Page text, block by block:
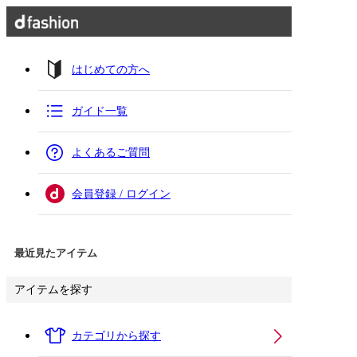
はじめての方へ
ガイド一覧
よくあるご質問
会員登録 / ログイン
最近見たアイテム
アイテムを探す
カテゴリから探す